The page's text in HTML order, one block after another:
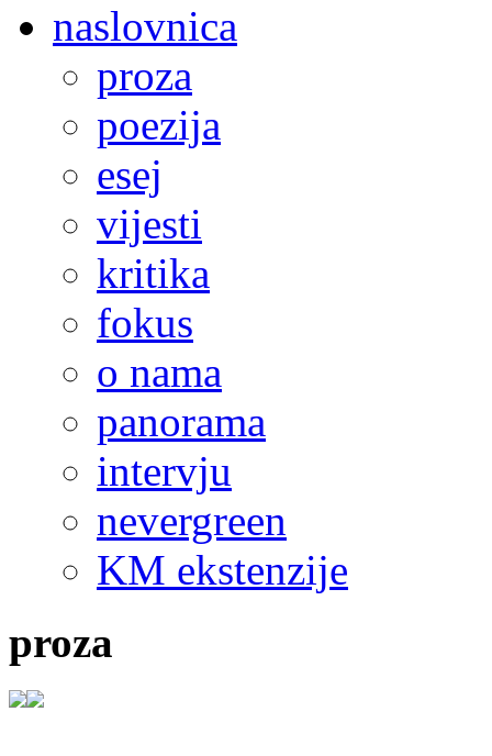
naslovnica
proza
poezija
esej
vijesti
kritika
fokus
o nama
panorama
intervju
nevergreen
KM ekstenzije
proza